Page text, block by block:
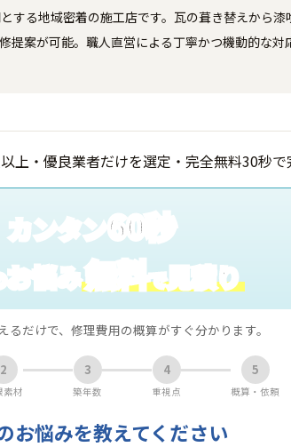
する地域密着の施工店です。瓦の葺き替えから
提案が可能。職人直営による丁寧かつ機動的な
カンタン60秒
お悩み無料で見積り
るだけで、修理費用の概算がすぐ分かります。
2
素材
3
築年数
4
重視点
5
概算・依頼
お悩みを教えてください